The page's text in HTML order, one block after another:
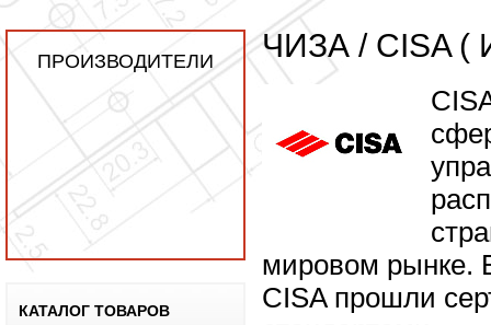
ПРОИЗВОДИТЕЛИ
КАТАЛОГ ТОВАРОВ
ЧИЗА / CISA (
мировом рынке.
CISA прошли